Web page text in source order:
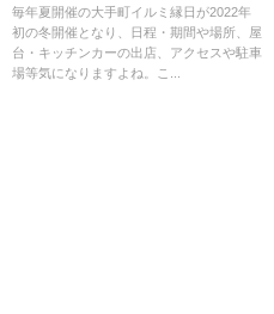
場は？
毎年夏開催の大手町イルミ縁日が2022年
初の冬開催となり、日程・期間や場所、屋
台・キッチンカーの出店、アクセスや駐車
場等気になりますよね。こ...